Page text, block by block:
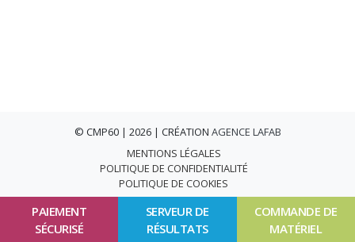
PAIEMENT
SÉCURISÉ
SERVEUR DE
RÉSULTATS
COMMANDE DE
MATÉRIEL
© CMP60 | 2026 | CRÉATION AGENCE LAFAB
MENTIONS LÉGALES
POLITIQUE DE CONFIDENTIALITÉ
POLITIQUE DE COOKIES